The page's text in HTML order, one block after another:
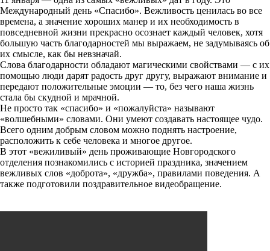
Международный день «Спасибо». Вежливость ценилась во все
времена, а значение хороших манер и их необходимость в
повседневной жизни прекрасно осознает каждый человек, хотя
большую часть благодарностей мы выражаем, не задумываясь об
их смысле, как бы невзначай.
Слова благодарности обладают магическими свойствами — с их
помощью люди дарят радость друг другу, выражают внимание и
передают положительные эмоции — то, без чего наша жизнь
стала бы скудной и мрачной.
Не просто так «спасибо» и «пожалуйста» называют
«волшебными» словами. Они умеют создавать настоящее чудо.
Всего одним добрым словом можно поднять настроение,
расположить к себе человека и многое другое.
В этот «вежиливый» день проживающие Новгородского
отделения познакомились с историей праздника, значением
вежливых слов «доброта», «дружба», правилами поведения. А
также подготовили поздравительное видеобращение.